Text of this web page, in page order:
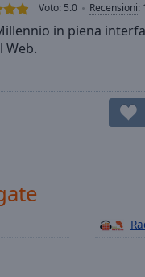
Voto: 5.0 Recensioni:
in piena
Web.